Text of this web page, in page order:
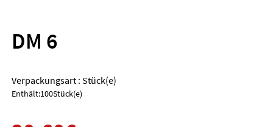
DM 6
Verpackungsart : Stück(e)
Enthält:100Stück(e)